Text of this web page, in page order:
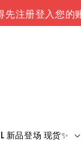
入您的账号（
新品登场 现货✨